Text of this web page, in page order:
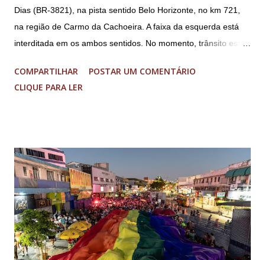
reserva Walter Braga Netto, ex-ministro da Casa Civil e da
Defesa. A acusação envolveu os crimes de tentativa de
abolição violenta do Estado Democrático de Direito, golpe de
Dias (BR-3821), na pista sentido Belo Horizonte, no km 721,
na região de Carmo da Cachoeira. A faixa da esquerda está
interditada em os ambos sentidos. No momento, trânsito está
Imagens @transitofernaodias *Por Sebastião Filho
COMPARTILHAR
POSTAR UM COMENTÁRIO
CLIQUE PARA LER